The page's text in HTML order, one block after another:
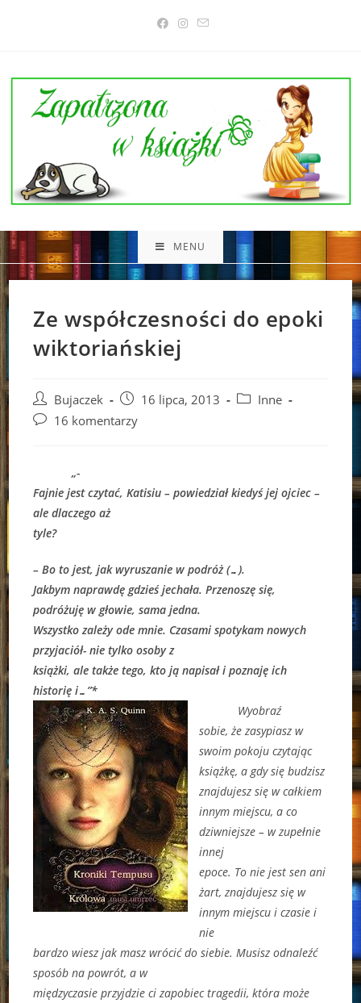
MENU
Ze współczesności do epoki
wiktoriańskiej
Post
author:
Bujaczek
Post
published:
16 lipca, 2013
PostInne
Post16 komentarzy
„-
Fajnie jest czytać, Katisiu – powiedział kiedyś jej ojciec –
ale dlaczego aż
tyle?
– Bo to jest, jak wyruszanie w podróż (…).
Jakbym naprawdę gdzieś jechała. Przenoszę się,
podróżuję w głowie, sama jedna.
Wszystko zależy ode mnie. Czasami spotykam nowych
przyjaciół- nie tylko osoby z
książki, ale także tego, kto ją napisał i poznaję ich
historię i…”*
Wyobraź
sobie, że zasypiasz w
swoim pokoju czytając
książkę, a gdy się budzisz
znajdujesz się w całkiem
innym miejscu, a co
dziwniejsze – w zupełnie
innej
epoce. To nie jest sen ani
żart, znajdujesz się w
innym miejscu i czasie i
nie
bardzo wiesz jak masz wrócić do siebie. Musisz odnaleźć
sposób na powrót, a w
międzyczasie przyjdzie ci zapobiec tragedii, która może